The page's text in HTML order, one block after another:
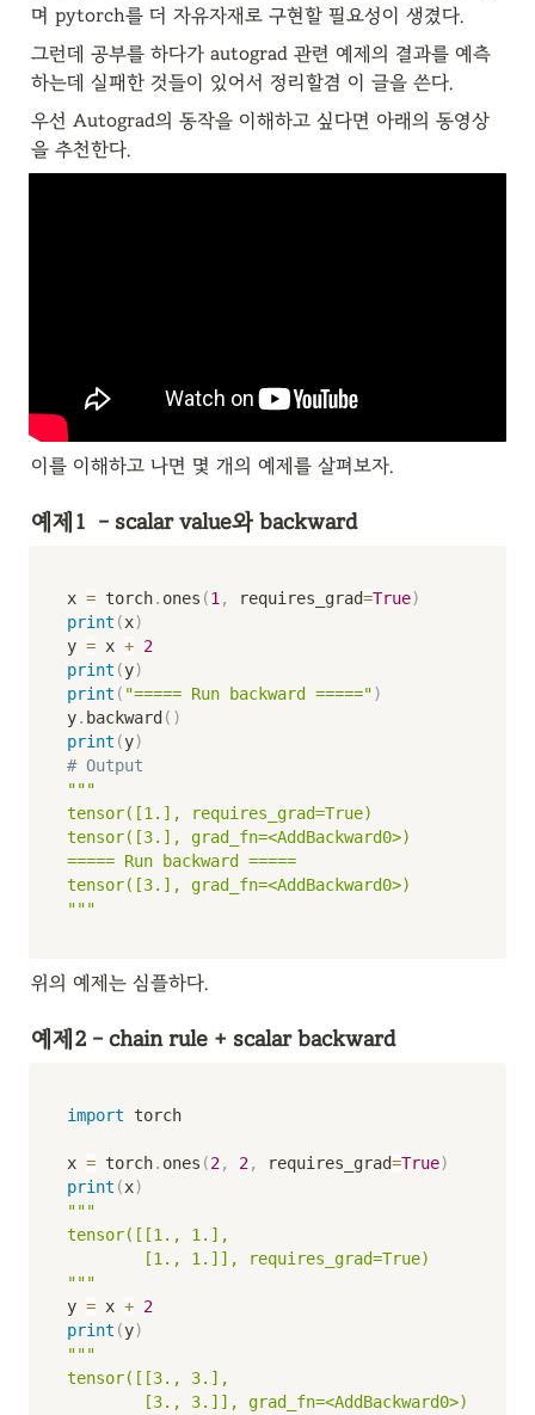
며 pytorch를 더 자유자재로 구현할 필요성이 생겼다.
그런데 공부를 하다가 autograd 관련 예제의 결과를 예측
하는데 실패한 것들이 있어서 정리할겸 이 글을 쓴다.
우선 Autograd의 동작을 이해하고 싶다면 아래의 동영상
을 추천한다.
이를 이해하고 나면 몇 개의 예제를 살펴보자.
예제1 - scalar value와 backward
x = torch. ones (1 , requires_grad=True)
print (x)
y = x + 2
print (y)
print ( "===== Run backward =====")
y. backward ( )
print (y)
# Output
"""
tensor([1.], requires_grad=True)
tensor([3.], grad_fn=<AddBackward0>)
===== Run backward =====
tensor([3.], grad_fn=<AddBackward0>)
"""
위의 예제는 심플하다.
예제2 - chain rule + scalar backward
import torch
x = torch. ones (2, 2, requires_grad=True)
print (x)
"""
tensor([[1., 1.],
        [1., 1.]], requires_grad=True)
"""
y = x + 2
print (y)
"""
tensor([[3., 3.],
        [3., 3.]], grad_fn=<AddBackward0>)